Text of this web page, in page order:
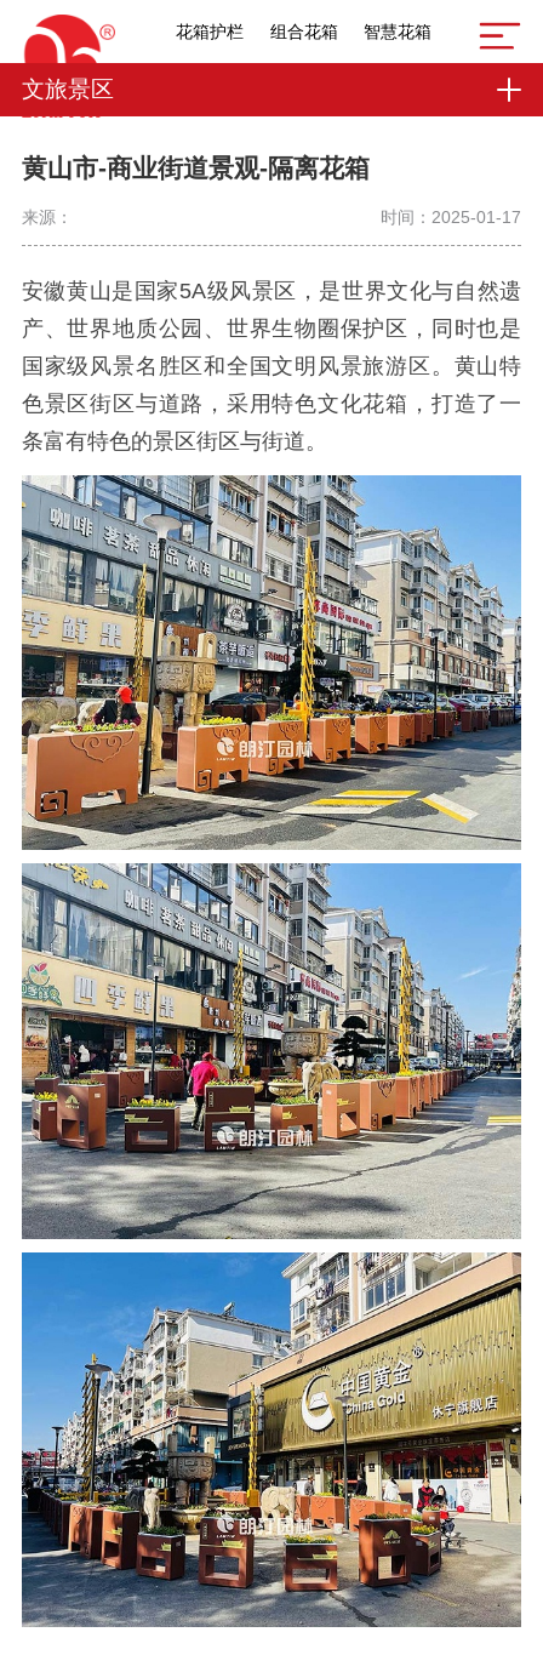
花箱护栏 组合花箱 智慧花箱
文旅景区
黄山市-商业街道景观-隔离花箱
来源： 时间：2025-01-17
安徽黄山是国家5A级风景区， 是世界文化与自然遗
产、世界地质公园、世界生物圈保护区，同时也是
国家级风景名胜区和全国文明风景旅游区。黄山特
色景区街区与道路，采用特色文化花箱，打造了一
条富有特色的景区街区与街道。